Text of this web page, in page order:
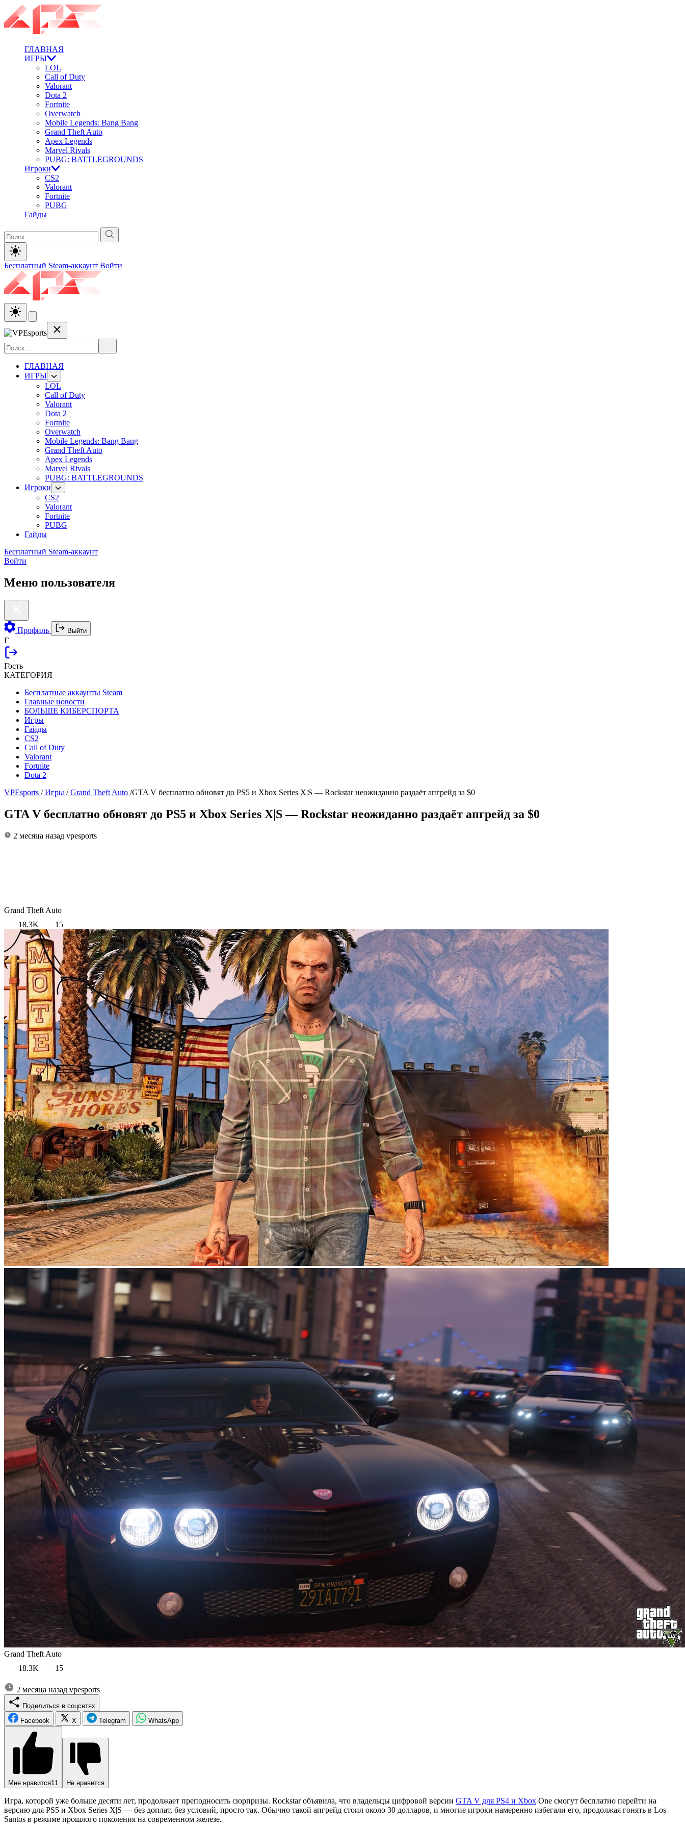
ГЛАВНАЯ
ИГРЫ
LOL
Call of Duty
Valorant
Dota 2
Fortnite
Overwatch
Mobile Legends: Bang Bang
Grand Theft Auto
Apex Legends
Marvel Rivals
PUBG: BATTLEGROUNDS
Игроки
CS2
Valorant
Fortnite
PUBG
Гайды
Бесплатный Steam-аккаунт Войти
ГЛАВНАЯ
ИГРЫ
LOL
Call of Duty
Valorant
Dota 2
Fortnite
Overwatch
Mobile Legends: Bang Bang
Grand Theft Auto
Apex Legends
Marvel Rivals
PUBG: BATTLEGROUNDS
Игроки
CS2
Valorant
Fortnite
PUBG
Гайды
Бесплатный Steam-аккаунт
Войти
Меню пользователя
Профиль Выйти
Г
Гость
КАТЕГОРИЯ
Бесплатные аккаунты Steam
Главные новости
БОЛЬШЕ КИБЕРСПОРТА
Игры
Гайды
CS2
Call of Duty
Valorant
Fortnite
Dota 2
VPEsports / Игры / Grand Theft Auto /GTA V бесплатно обновят до PS5 и Xbox Series X|S — Rockstar неожиданно раздаёт апгрейд за $0
GTA V бесплатно обновят до PS5 и Xbox Series X|S — Rockstar неожиданно раздаёт апгрейд за $0
2 месяца назад vpesports
Grand Theft Auto
18.3K
15
Grand Theft Auto
18.3K
15
2 месяца назад vpesports
Поделиться в соцсетях
Facebook
X Telegram WhatsApp
Мне нравится11 Не нравится
Игра, которой уже больше десяти лет, продолжает преподносить сюрпризы. Rockstar объявила, что владельцы цифровой версии GTA V для PS4 и Xbox One смогут бесплатно перейти на
версию для PS5 и Xbox Series X|S — без доплат, без условий, просто так. Обычно такой апгрейд стоил около 30 долларов, и многие игроки намеренно избегали его, продолжая гонять в Los
Santos в режиме прошлого поколения на современном железе.